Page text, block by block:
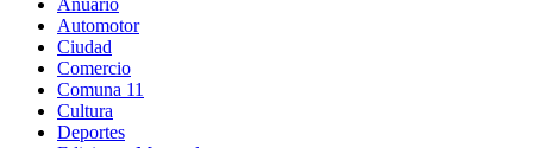
Automotor
Ciudad
Comercio
Comuna 11
Cultura
Deportes